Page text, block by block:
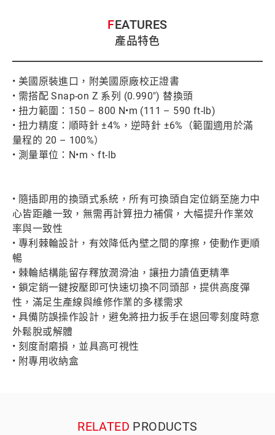
FEATURES
產品特色
• 美國原裝進口，附美國原廠校正證書
• 需搭配 Snap-on Z 系列 (0.990") 替換頭
• 扭力範圍：150 – 800 N•m (111 – 590 ft-lb)
• 扭力精度：順時針 ±4%，逆時針 ±6%（範圍適用於滿
量程的 20 – 100%）
• 測量單位：N•m、ft-lb
• 隨插即用的換頭式系統，所有可換頭自定位銷至施力中
心皆距離一致，無需再計算扭力補償，大幅提升作業效
率與一致性
• 專利棘輪設計，有效降低內壁之間的摩擦，使動作更順
暢
• 棘輪結構能留存釋放潤滑油，讓扭力讀值更精準
• 鎖定銷一鍵按壓即可快速切換不同頭部，提供高度彈
性，滿足生產線與維修作業的多樣需求
• 具備防誤操作設計，避免將扭力扳手在退回零刻度時意
外鬆脫或解體
• 刻度耐磨損，並具高可視性
• 附專用收納盒
RELATED PRODUCTS